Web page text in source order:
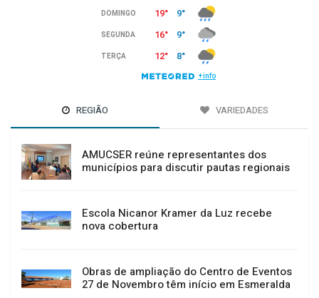
REGIÃO VARIEDADES
AMUCSER reúne representantes dos
municípios para discutir pautas regionais
Escola Nicanor Kramer da Luz recebe
nova cobertura
Obras de ampliação do Centro de Eventos
27 de Novembro têm início em Esmeralda